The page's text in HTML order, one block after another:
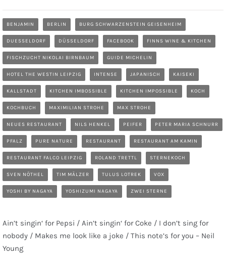
BENJAMIN BERLIN BURG SCHWARZENSTEIN GEISENHEIM
DUESSELDORF DÜSSELDORF FACEBOOK FINNS WINE & KITCHEN
FISCHZUCHT NIKOLAI BIRNBAUM GUIDE MICHELIN
HOTEL THE WESTIN LEIPZIG INTENSE JAPANISCH KAISEKI
KALLSTADT KITCHEN IMBOSSIBLE KITCHEN IMPOSSIBLE KOCH
KOCHBUCH MAXIMILIAN STROHE MAX STROHE
NEUES RESTAURANT NILS HENKEL PEIFER PETER MARIA SCHNURR
PFALZ PURE NATURE RESTAURANT RESTAURANT AM KAMIN
RESTAURANT FALCO LEIPZIG ROLAND TRETTL STERNEKOCH
SVEN NÖTHEL TIM MÄLZER TULUS LOTREK VOX
YOSHI BY NAGAYA YOSHIZUMI NAGAYA ZWEI STERNE
Ain’t singin‘ for Pepsi / Ain’t singin‘ for Coke / I don’t sing for
nobody / Makes me look like a joke / This note’s for you – Neil
Young